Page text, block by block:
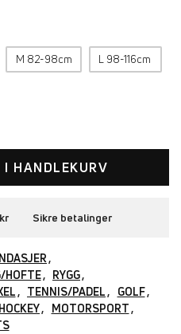
M 82-98cm L 98-116cm
I HANDLEKURV
Sikre betalinger
HOFTE
RYGG
TENNIS/PADEL
GOLF
MOTORSPORT